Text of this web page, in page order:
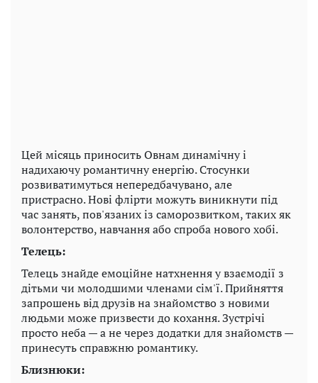
Цей місяць приносить Овнам динамічну і
надихаючу романтичну енергію. Стосунки
розвиватимуться непередбачувано, але
пристрасно. Нові флірти можуть виникнути під
час занять, пов'язаних із саморозвитком, таких як
волонтерство, навчання або спроба нового хобі.
Телець:
Телець знайде емоційне натхнення у взаємодії з
дітьми чи молодшими членами сім'ї. Прийняття
запрошень від друзів на знайомство з новими
людьми може призвести до кохання. Зустрічі
просто неба — а не через додатки для знайомств —
принесуть справжню романтику.
Близнюки: